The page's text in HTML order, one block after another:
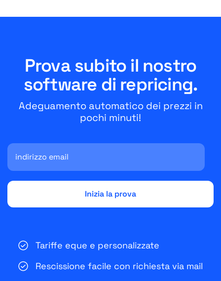
Prova subito il nostro
software di repricing.
Adeguamento automatico dei prezzi in
pochi minuti!
Tariffe eque e personalizzate
Rescissione facile con richiesta via mail